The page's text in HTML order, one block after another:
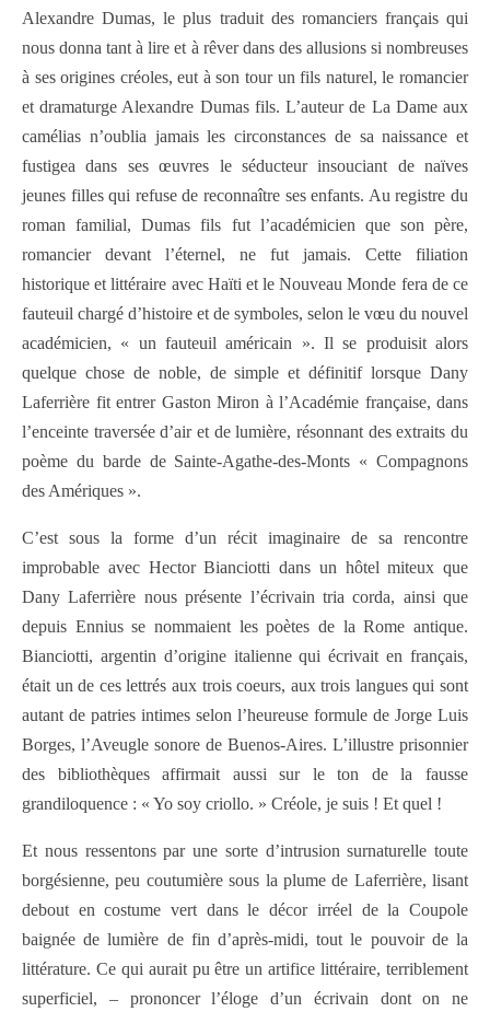
Alexandre Dumas, le plus traduit des romanciers français qui
nous donna tant à lire et à rêver dans des allusions si nombreuses
à ses origines créoles, eut à son tour un fils naturel, le romancier
et dramaturge Alexandre Dumas fils. L’auteur de La Dame aux
camélias n’oublia jamais les circonstances de sa naissance et
fustigea dans ses œuvres le séducteur insouciant de naïves
jeunes filles qui refuse de reconnaître ses enfants. Au registre du
roman familial, Dumas fils fut l’académicien que son père,
romancier devant l’éternel, ne fut jamais. Cette filiation
historique et littéraire avec Haïti et le Nouveau Monde fera de ce
fauteuil chargé d’histoire et de symboles, selon le vœu du nouvel
académicien, « un fauteuil américain ». Il se produisit alors
quelque chose de noble, de simple et définitif lorsque Dany
Laferrière fit entrer Gaston Miron à l’Académie française, dans
l’enceinte traversée d’air et de lumière, résonnant des extraits du
poème du barde de Sainte-Agathe-des-Monts « Compagnons
des Amériques ».
C’est sous la forme d’un récit imaginaire de sa rencontre
improbable avec Hector Bianciotti dans un hôtel miteux que
Dany Laferrière nous présente l’écrivain tria corda, ainsi que
depuis Ennius se nommaient les poètes de la Rome antique.
Bianciotti, argentin d’origine italienne qui écrivait en français,
était un de ces lettrés aux trois coeurs, aux trois langues qui sont
autant de patries intimes selon l’heureuse formule de Jorge Luis
Borges, l’Aveugle sonore de Buenos-Aires. L’illustre prisonnier
des bibliothèques affirmait aussi sur le ton de la fausse
grandiloquence : « Yo soy criollo. » Créole, je suis ! Et quel !
Et nous ressentons par une sorte d’intrusion surnaturelle toute
borgésienne, peu coutumière sous la plume de Laferrière, lisant
debout en costume vert dans le décor irréel de la Coupole
baignée de lumière de fin d’après-midi, tout le pouvoir de la
littérature. Ce qui aurait pu être un artifice littéraire, terriblement
superficiel, – prononcer l’éloge d’un écrivain dont on ne